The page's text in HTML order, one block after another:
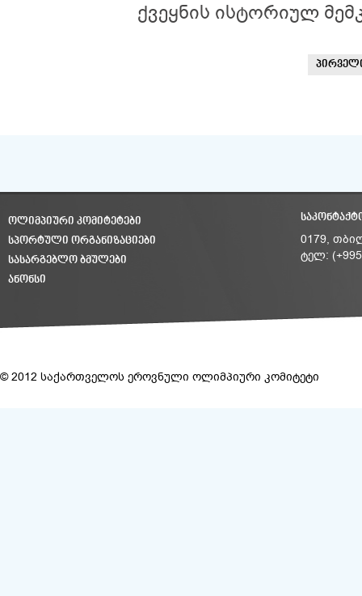
ქვეყნის ისტორიულ
ᲝᲚᲘᲛᲞᲘᲣᲠᲘ ᲙᲝᲛᲘᲢᲔᲢᲔᲑᲘ
ᲡᲞᲝᲠᲢᲣᲚᲘ ᲝᲠᲒᲐᲜᲘᲖᲐᲪᲘᲔᲑᲘ
ᲡᲐᲡᲐᲠᲒᲔᲑᲚᲝ ᲑᲛᲣᲚᲔᲑᲘ
ᲐᲜᲝᲜᲡᲘ
0179,
ტელ: (+995
© 2012 საქართველოს ეროვნული ოლიმპიური კომიტეტი